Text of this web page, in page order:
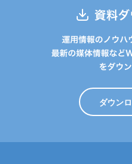
資料
運用情報のノウハ
最新の媒体情報など
をダウ
ダウン